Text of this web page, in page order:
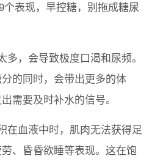
个表现，早控糖，别拖成糖尿
多，会导致极度口渴和尿频。
的同时，会带出更多的体
需要及时补水的信号。
在血液中时，肌肉无法获得足
、昏昏欲睡等表现。这在饱